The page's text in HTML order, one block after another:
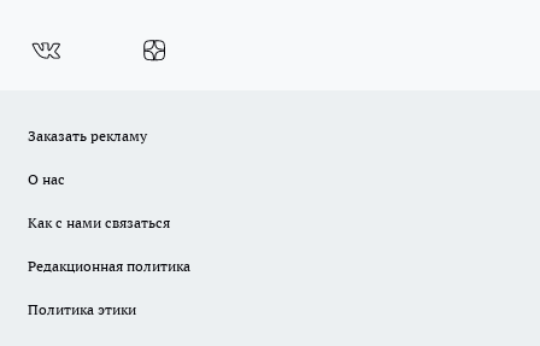
Заказать рекламу
О нас
Как с нами связаться
Редакционная политика
Политика этики